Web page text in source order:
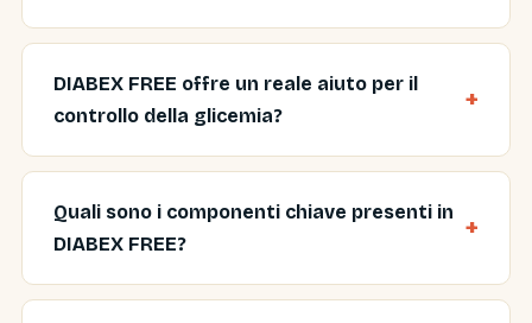
DIABEX FREE offre un reale aiuto per il
controllo della glicemia?
Quali sono i componenti chiave presenti in
DIABEX FREE?